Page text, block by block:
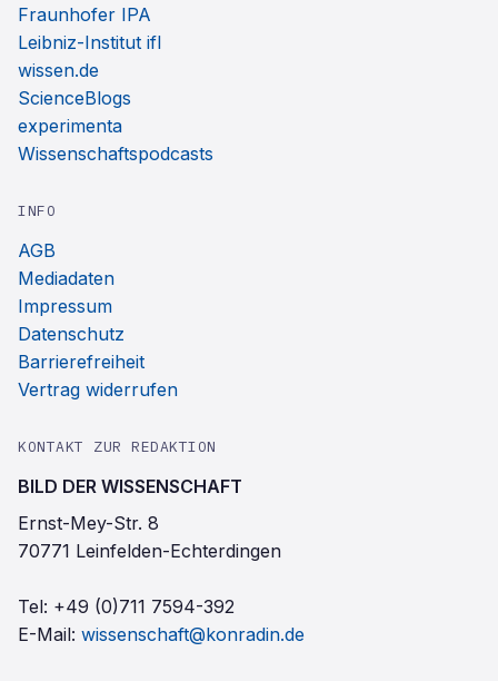
Fraunhofer IPA
Leibniz-Institut ifl
wissen.de
ScienceBlogs
experimenta
Wissenschaftspodcasts
INFO
AGB
Mediadaten
Impressum
Datenschutz
Barrierefreiheit
Vertrag widerrufen
KONTAKT ZUR REDAKTION
BILD DER WISSENSCHAFT
Ernst-Mey-Str. 8
70771 Leinfelden-Echterdingen
Tel: +49 (0)711 7594-392
E-Mail: wissenschaft@konradin.de